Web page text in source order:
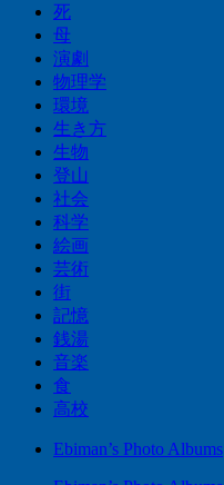
死
母
演劇
物理学
環境
生き方
生物
登山
社会
科学
絵画
芸術
街
記憶
銭湯
音楽
食
高校
Ebiman’s Photo Albums